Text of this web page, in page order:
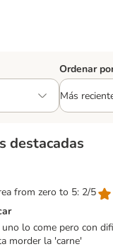
Ordenar
destacadas
from zero to 5: 2/5
lo come pero con
morder la 'carne'